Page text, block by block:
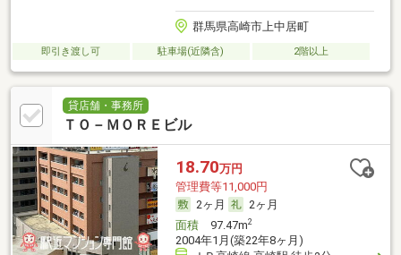
群馬県高崎市上中居町
即引き渡し可 駐車場(近隣含) 2階以上
貸店舗・事務所
ＴＯ－ＭＯＲＥビル
18.70万円
管理費等11,000円
2ヶ月
2ヶ月
面積97.47m2
2004年1月(築22年8ヶ月)